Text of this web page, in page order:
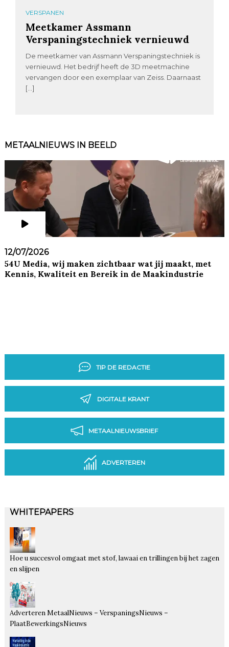
VERSPANEN
Meetkamer Assmann
Verspaningstechniek vernieuwd
De meetkamer van Assmann Verspaningstechniek is
vernieuwd. Het bedrijf heeft de 3D meetmachine
vervangen door een exemplaar van Zeiss. Daarnaast
[…]
METAALNIEUWS IN BEELD
12/07/2026
54U Media, wij maken zichtbaar wat jij maakt, met
Kennis, Kwaliteit en Bereik in de Maakindustrie
TIP DE REDACTIE
DIGITALE KRANT
METAALNIEUWSBRIEF
ADVERTEREN
WHITEPAPERS
Hoe u succesvol omgaat met stof, lawaai en trillingen bij het zagen
en slijpen
Adverteren MetaalNieuws – VerspaningsNieuws –
PlaatBewerkingsNieuws